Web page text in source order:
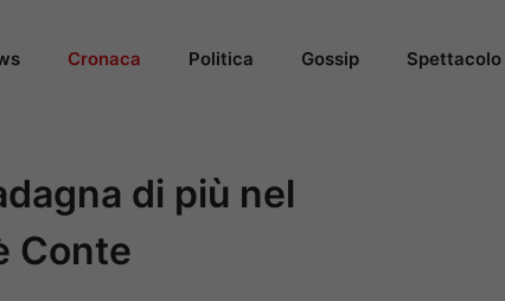
Cronaca Politica Gossip Spettacolo
di più nel
Conte